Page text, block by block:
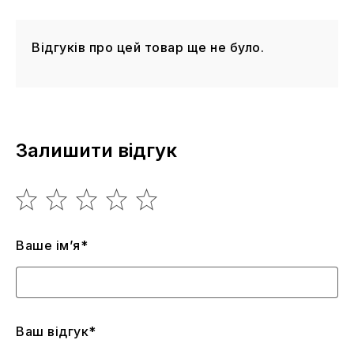
Відгуків про цей товар ще не було.
Залишити відгук
Ваше ім’я*
Ваш відгук*